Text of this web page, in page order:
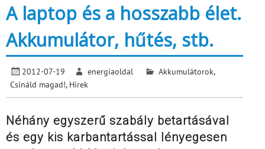
A laptop és a hosszabb élet.
Akkumulátor, hűtés, stb.
2012-07-19 energiaoldal Akkumulátorok,
Csináld magad!, Hírek
Néhány egyszerű szabály betartásával
és egy kis karbantartással lényegesen